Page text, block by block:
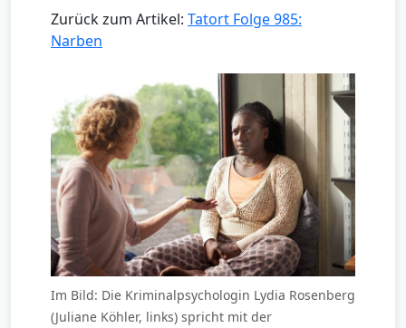
Zurück zum Artikel: Tatort Folge 985:
Narben
Im Bild: Die Kriminalpsychologin Lydia Rosenberg
(Juliane Köhler, links) spricht mit der